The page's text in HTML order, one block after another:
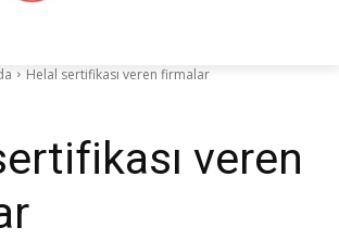
Helal sertifikası veren firmalar
veren